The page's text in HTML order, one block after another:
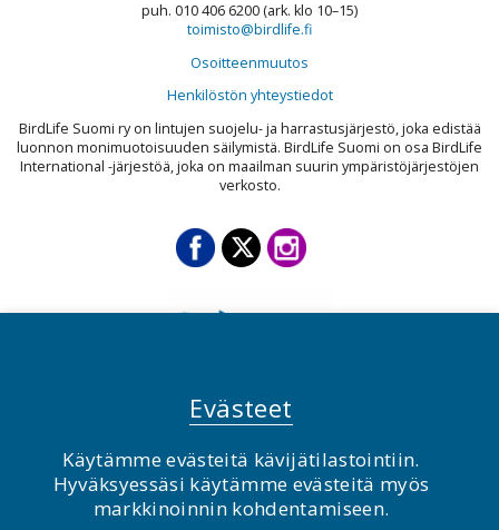
puh. 010 406 6200 (ark. klo 10–15)
toimisto@birdlife.fi
Osoitteenmuutos
Henkilöstön yhteystiedot
BirdLife Suomi ry on lintujen suojelu- ja harrastusjärjestö, joka edistää
luonnon monimuotoisuuden säilymistä. BirdLife Suomi on osa BirdLife
International -järjestöä, joka on maailman suurin ympäristöjärjestöjen
verkosto.
© BirdLife Suomi ry 2026
Evästeet
Käytämme evästeitä kävijätilastointiin.
Hyväksyessäsi käytämme evästeitä myös
markkinoinnin kohdentamiseen.